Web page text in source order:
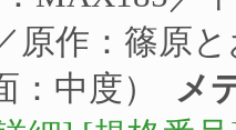
原作：篠原
：中度）
メ